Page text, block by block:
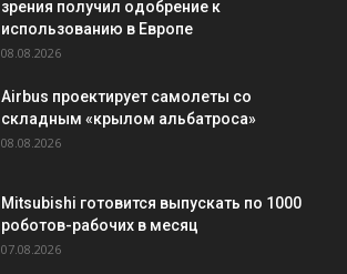
зрения получил одобрение к
использованию в Европе
08.08.2026
Airbus проектирует самолеты со
складным «крылом альбатроса»
08.08.2026
Mitsubishi готовится выпускать по 1000
роботов-рабочих в месяц
07.08.2026